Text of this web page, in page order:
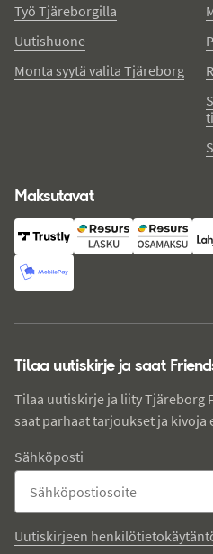
Työ Tjäreborgilla
Uutishuone
Monta syytä valita Tjäreborg
Maksutavat
Tilaa uutiskirje ja saat
Tilaa uutiskirje ja liity Tjäreborg
saat parhaat tarjoukset ja kivoja
Sähköposti
Uutiskirjeen